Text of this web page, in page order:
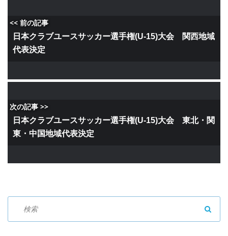
<< 前の記事
日本クラブユースサッカー選手権(U-15)大会 関西地域
代表決定
次の記事 >>
日本クラブユースサッカー選手権(U-15)大会 東北・関
東・中国地域代表決定